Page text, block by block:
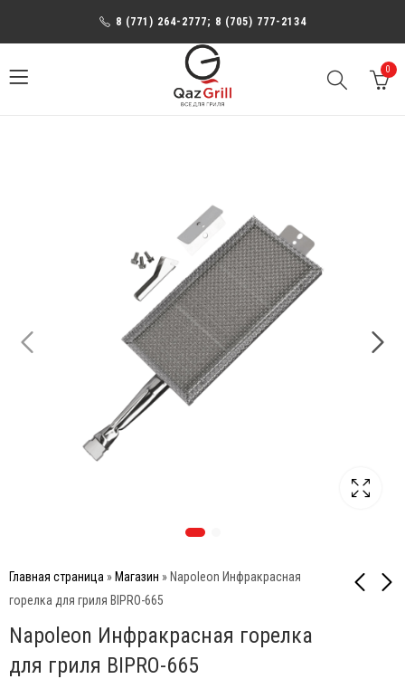
8 (771) 264-2777; 8 (705) 777-2134
0
Главная страница »Магазин »Napoleon Инфракрасная
горелка для гриля BIPRO-665
Napoleon Инфракрасная горелка
для гриля BIPRO-665
Специя приправа
Инфракрасная горелка